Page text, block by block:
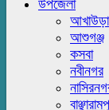
উপজেলা
আখাউড়া
আশুগঞ্জ
কসবা
নবীনগর